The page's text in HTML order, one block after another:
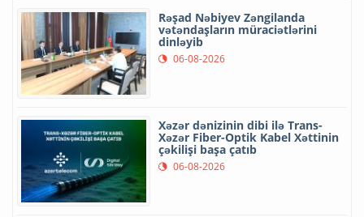
Rəşad Nəbiyev Zəngilanda
vətəndaşların müraciətlərini
dinləyib
06-08-2026
Xəzər dənizinin dibi ilə Trans-
Xəzər Fiber-Optik Kabel Xəttinin
çəkilişi başa çatıb
06-08-2026